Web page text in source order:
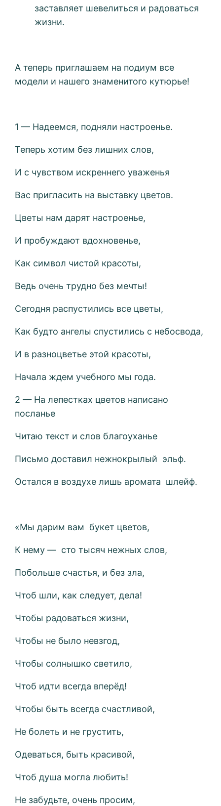
заставляет шевелиться и радоваться
жизни.
А теперь приглашаем на подиум все
модели и нашего знаменитого кутюрье!
1 — Надеемся, подняли настроенье.
Теперь хотим без лишних слов,
И с чувством искреннего уваженья
Вас пригласить на выставку цветов.
Цветы нам дарят настроенье,
И пробуждают вдохновенье,
Как символ чистой красоты,
Ведь очень трудно без мечты!
Сегодня распустились все цветы,
Как будто ангелы спустились с небосвода,
И в разноцветье этой красоты,
Начала ждем учебного мы года.
2 — На лепестках цветов написано
посланье
Читаю текст и слов благоуханье
Письмо доставил нежнокрылый эльф.
Остался в воздухе лишь аромата шлейф.
«Мы дарим вам букет цветов,
К нему — сто тысяч нежных слов,
Побольше счастья, и без зла,
Чтоб шли, как следует, дела!
Чтобы радоваться жизни,
Чтобы не было невзгод,
Чтобы солнышко светило,
Чтоб идти всегда вперёд!
Чтобы быть всегда счастливой,
Не болеть и не грустить,
Одеваться, быть красивой,
Чтоб душа могла любить!
Не забудьте, очень просим,